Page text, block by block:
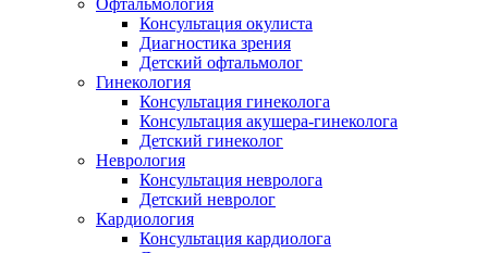
Офтальмология
Консультация окулиста
Диагностика зрения
Детский офтальмолог
Гинекология
Консультация гинеколога
Консультация акушера-гинеколога
Детский гинеколог
Неврология
Консультация невролога
Детский невролог
Кардиология
Консультация кардиолога